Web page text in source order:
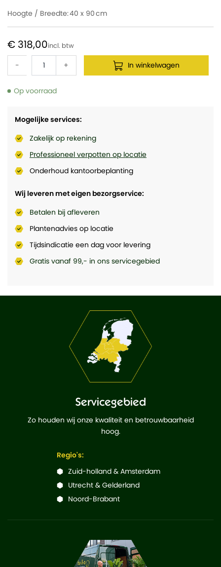
Hoogte / Breedte:40 x 90
Mogelijke services:
Zakelijk op rekening
Professioneel verpotten op locatie
Onderhoud kantoorbeplanting
Wij leveren met eigen bezorgservice:
Betalen bij afleveren
Plantenadvies op locatie
Tijdsindicatie een dag voor levering
Gratis vanaf 99,- in ons servicegebied
€ 318,00
- + In winkelwagen
Op voorraad
Servicegebied
Zo houden wij onze kwaliteit en betrouwbaarheid
hoog.
Regio's:
Zuid-holland & Amsterdam
Utrecht & Gelderland
Noord-Brabant